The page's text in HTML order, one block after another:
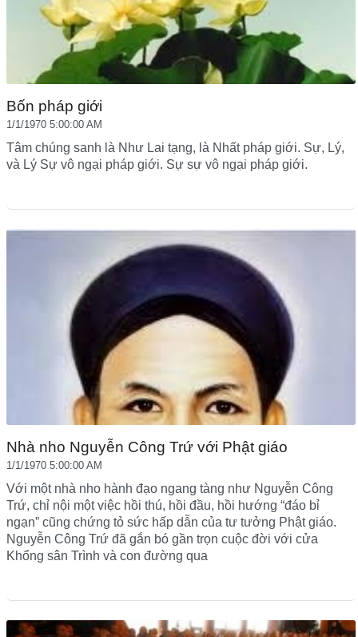
Bốn pháp giới
1/1/1970 5:00:00 AM
Tâm chúng sanh là Như Lai tạng, là Nhất pháp giới. Sự, Lý,
và Lý Sự vô ngại pháp giới. Sự sự vô ngại pháp giới.
Nhà nho Nguyễn Công Trứ với Phật giáo
1/1/1970 5:00:00 AM
Với một nhà nho hành đạo ngang tàng như Nguyễn Công
Trứ, chỉ nội một việc hồi thú, hồi đầu, hồi hướng “đáo bỉ
ngạn” cũng chứng tỏ sức hấp dẫn của tư tưởng Phật giáo.
Nguyễn Công Trứ đã gắn bó gần trọn cuộc đời với cửa
Khổng sân Trình và con đường qua